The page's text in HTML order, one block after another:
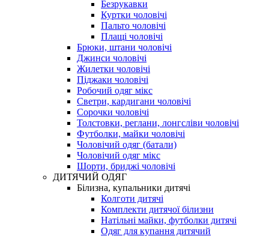
Безрукавки
Куртки чоловічі
Пальто чоловічі
Плащі чоловічі
Брюки, штани чоловічі
Джинси чоловічі
Жилетки чоловічі
Піджаки чоловічі
Робочий одяг мікс
Светри, кардигани чоловічі
Сорочки чоловічі
Толстовки, реглани, лонгсліви чоловічі
Футболки, майки чоловічі
Чоловічий одяг (батали)
Чоловічий одяг мікс
Шорти, бриджі чоловічі
ДИТЯЧИЙ ОДЯГ
Білизна, купальники дитячі
Колготи дитячі
Комплекти дитячої білизни
Натільні майки, футболки дитячі
Одяг для купання дитячий